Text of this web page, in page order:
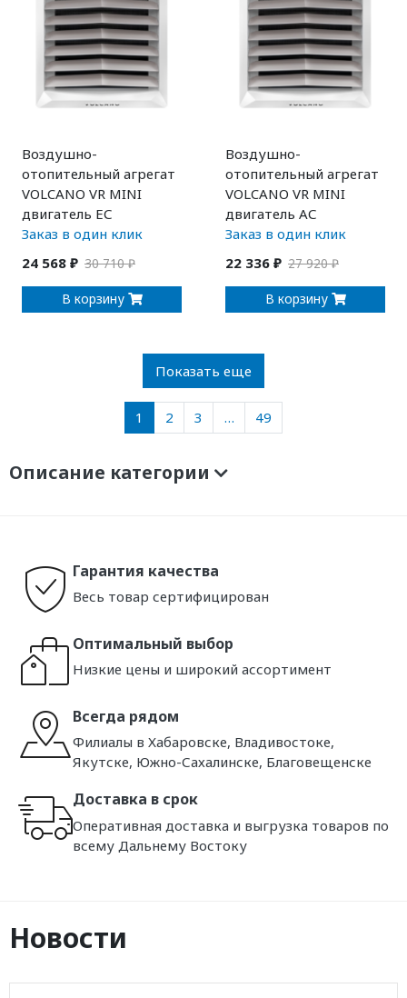
Воздушно-
отопительный агрегат
VOLCANO VR MINI
двигатель ЕС
Заказ в один клик
24 568 ₽ 30 710 ₽
В корзину
Воздушно-
отопительный агрегат
VOLCANO VR MINI
двигатель AС
Заказ в один клик
22 336 ₽ 27 920 ₽
В корзину
Показать еще
1 2 3 … 49
Описание категории
Гарантия качества
Весь товар сертифицирован
Оптимальный выбор
Низкие цены и широкий ассортимент
Всегда рядом
Филиалы в Хабаровске, Владивостоке,
Якутске, Южно-Сахалинске, Благовещенске
Доставка в срок
Оперативная доставка и выгрузка товаров по
всему Дальнему Востоку
Новости